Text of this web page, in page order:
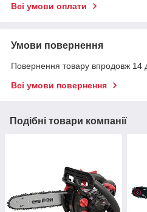
Всі умови оплати
Умови повернення
Повернення товару впродовж 14
Всі умови повернення
Подібні товари компанії